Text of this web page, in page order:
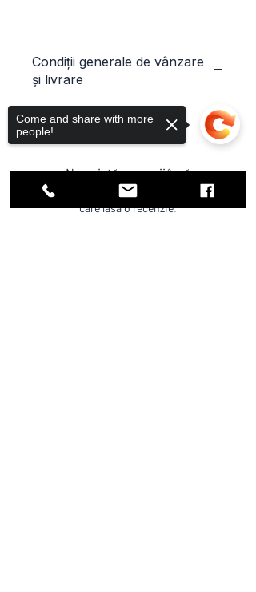
Condiții generale de vânzare
și livrare
Toate produsele din site sunt aduse la
comandă ,conform condiții generale de
vânzare și livrare si excluderi.
saptămâni (cu exceptia zilelor libere ,
vacantei furnizorilor sau a situatiilor
Nu există recenzii încă
Împărtășește-ți gândurile. Fii primul
care lasă o recenzie.
Come and share with more
people!